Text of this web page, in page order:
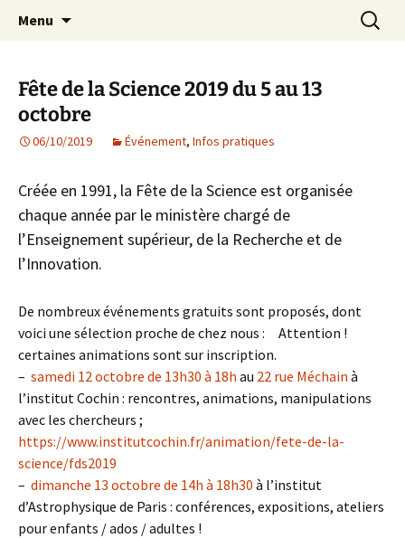
AIP Paris 14 – Association
Indépendante des Parents
d'élèves depuis 1981
Agit – s'Investit – Participe au service des
enfants du secteur scolaire Dolent-Arago-
Menu
Fête de la Science 2019 du 5 au 13
octobre
06/10/2019 Événement, Infos pratiques
Créée en 1991, la Fête de la Science est organisée
chaque année par le ministère chargé de
l’Enseignement supérieur, de la Recherche et de
l’Innovation.
De nombreux événements gratuits sont proposés, dont
voici une sélection proche de chez nous : Attention !
certaines animations sont sur inscription.
– samedi 12 octobre de 13h30 à 18h au 22 rue Méchain à
l’institut Cochin : rencontres, animations, manipulations
avec les chercheurs ;
https://www.institutcochin.fr/animation/fete-de-la-
science/fds2019
– dimanche 13 octobre de 14h à 18h30 à l’institut
d’Astrophysique de Paris : conférences, expositions, ateliers
pour enfants / ados / adultes !